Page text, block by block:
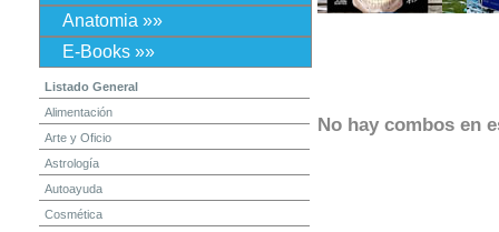
Anatomia »»
E-Books »»
Listado General
Alimentación
Arte y Oficio
Astrología
Autoayuda
Cosmética
No hay combos en